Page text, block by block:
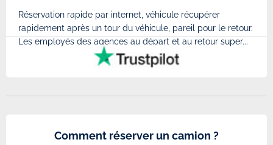
Réservation rapide par internet, véhicule récupérer
rapidement après un tour du véhicule, pareil pour le retour.
Les employés des agences au départ et au retour super...
Comment réserver un camion ?